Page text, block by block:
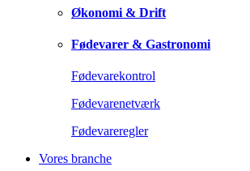
Økonomi & Drift
Fødevarer & Gastronomi
Fødevarekontrol
Fødevarenetværk
Fødevareregler
Vores branche